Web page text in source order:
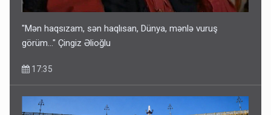
"Mən haqsızam, sən haqlısan, Dünya, mənlə vuruş
görüm..." Çingiz Əlioğlu
17:35